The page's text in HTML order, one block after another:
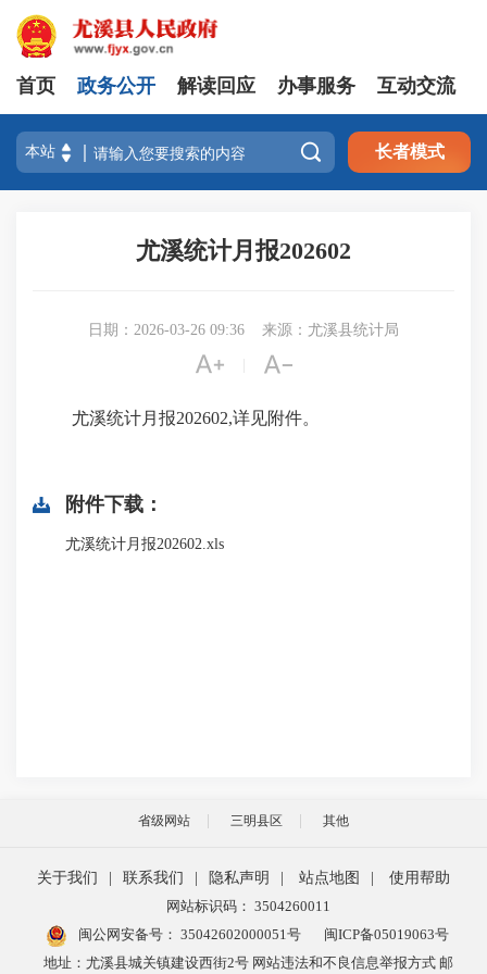
首页 政务公开 解读回应 办事服务 互动交流
 长者模式
尤溪统计月报202602
日期：2026-03-26 09:36 来源：尤溪县统计局
 
尤溪统计月报202602,详见附件。
附件下载：
尤溪统计月报202602.xls
省级网站 三明县区 其他
关于我们 联系我们 隐私声明 站点地图
使用帮助
网站标识码： 3504260011
闽公网安备号： 35042602000051号
闽ICP备05019063号
地址：尤溪县城关镇建设西街2号 网站违法和不良信息举报方式 邮